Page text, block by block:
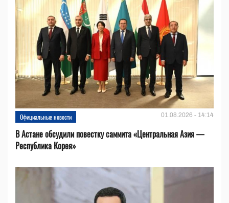
Официальные новости 01.08.2026 - 14:14
В Астане обсудили повестку саммита «Центральная Азия —
Республика Корея»